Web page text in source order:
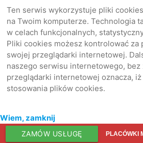
Ten serwis wykorzystuje pliki
na Twoim komputerze. Technologia
w celach funkcjonalnych,
Pliki cookies możesz kontrolować za
swojej przeglądarki internetowej.
naszego serwisu internetowego, bez
przeglądarki internetowej oznacza,
stosowania plików cookies.
Wiem, zamknij
ZAMÓW USŁUGĘ PLACÓWKI